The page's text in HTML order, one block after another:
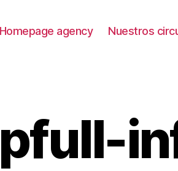
Homepage agency Nuestros